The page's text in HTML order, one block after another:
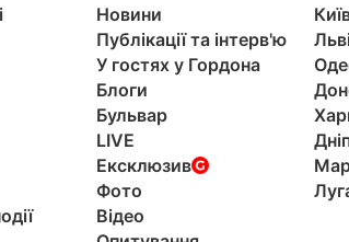
Новини
Публікації та інтерв'ю
У гостях у Гордона
Блоги
Бульвар
LIVE
Ексклюзив
Фото
Відео